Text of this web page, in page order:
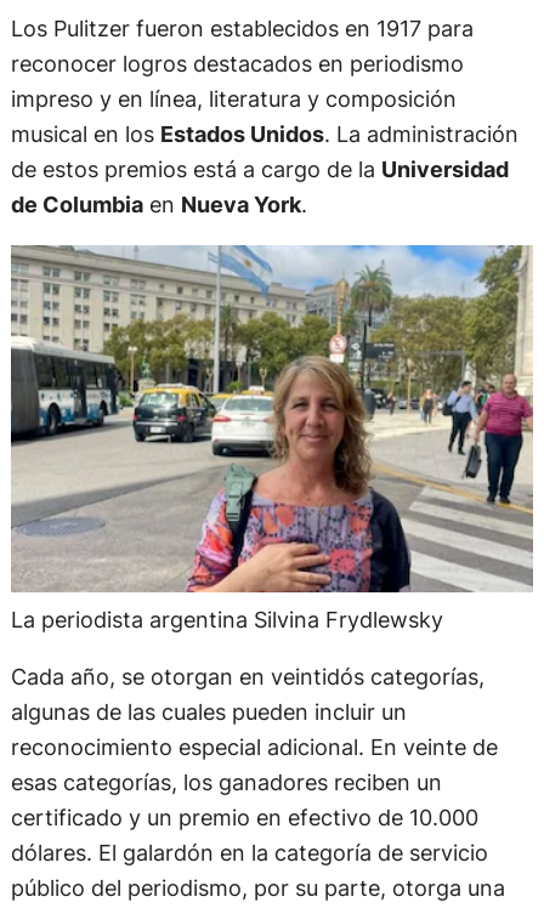
Los Pulitzer fueron establecidos en 1917 para
reconocer logros destacados en periodismo
impreso y en línea, literatura y composición
musical en los Estados Unidos. La administración
de estos premios está a cargo de la Universidad
de Columbiaen Nueva York.
La periodista argentina Silvina Frydlewsky
Cada año, se otorgan en veintidós categorías,
algunas de las cuales pueden incluir un
reconocimiento especial adicional. En veinte de
esas categorías, los ganadores reciben un
certificado y un premio en efectivo de 10.000
dólares. El galardón en la categoría de servicio
público del periodismo, por su parte, otorga una